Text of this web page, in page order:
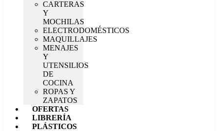
CARTERAS
Y
MOCHILAS
ELECTRODOMÉSTICOS
MAQUILLAJES
MENAJES
Y
UTENSILIOS
DE
COCINA
ROPAS Y
ZAPATOS
OFERTAS
LIBRERÍA
PLÁSTICOS